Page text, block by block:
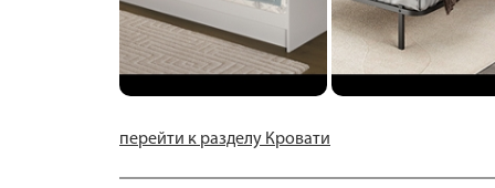
перейти к разделу Кровати